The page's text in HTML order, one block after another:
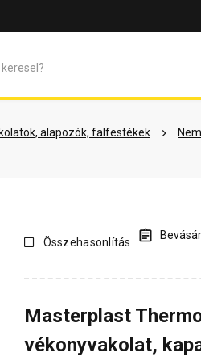
alapozók, falfestékek
vélemények Kérdések és
Összehasonlítás
Masterplast
vékonyvakolat,